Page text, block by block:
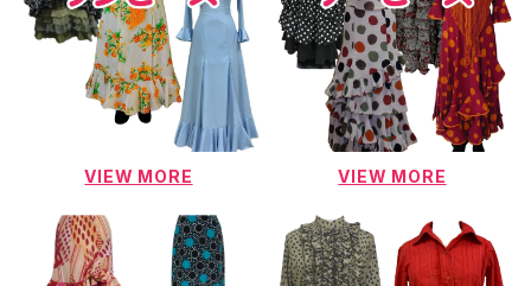
VIEW MORE VIEW MORE